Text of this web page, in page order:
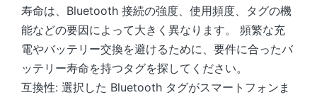
寿命は、Bluetooth 接続の強度、使用頻度、タグの機
能などの要因によって大きく異なります。 頻繁な充
電やバッテリー交換を避けるために、要件に合ったバ
ッテリー寿命を持つタグを探してください。
互換性: 選択した Bluetooth タグがスマートフォンま